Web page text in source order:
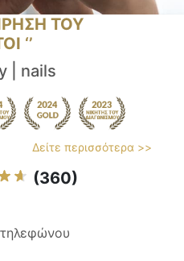
ΤΟΥ
‘’
| nails
Δείτε περισσότερα >>
(360)